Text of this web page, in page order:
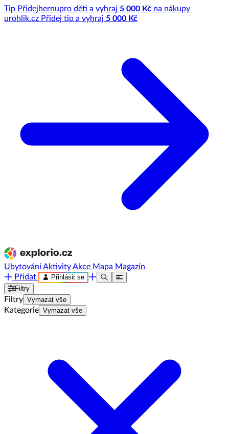
Tip Přidejhernupro děti a vyhraj 5 000 Kč na nákupy
urohlik.cz Přidej tip a vyhraj 5 000 Kč
UbytováníAktivityAkce Mapa Magazín
Přidat
Přihlásit se
Filtry
Filtry Vymazat vše
Kategorie Vymazat vše